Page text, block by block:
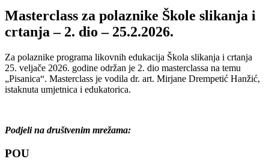
Masterclass za polaznike Škole slikanja i
crtanja – 2. dio – 25.2.2026.
Za polaznike programa likovnih edukacija Škola slikanja i crtanja
25. veljače 2026. godine održan je 2. dio masterclassa na temu
„Pisanica“. Masterclass je vodila dr. art. Mirjane Drempetić Hanžić,
istaknuta umjetnica i edukatorica.
Podjeli na društvenim mrežama:
POU